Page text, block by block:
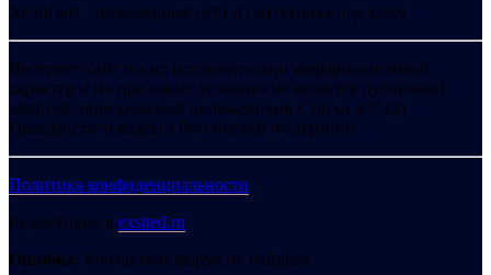
Хелпсант - инженерные сети и сантехника под ключ
Интернет-сайт носит исключительно информационный
характер и ни при каких условиях не является публичной
офертой, определяемой положениями Статьи 437 (2)
Гражданского кодекса Российской Федерации.
Политика конфиденциальности
Разработано в exsited.ru
Ошибка: Контактная форма не найдена.